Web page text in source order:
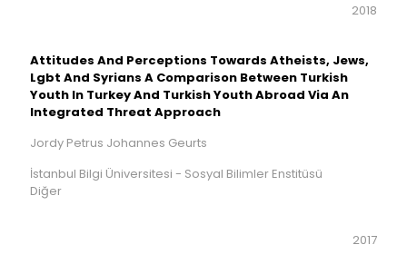
2018
Attitudes And Perceptions Towards Atheists, Jews,
Lgbt And Syrians A Comparison Between Turkish
Youth In Turkey And Turkish Youth Abroad Via An
Integrated Threat Approach
Jordy Petrus Johannes Geurts
İstanbul Bilgi Üniversitesi - Sosyal Bilimler Enstitüsü
Diğer
2017